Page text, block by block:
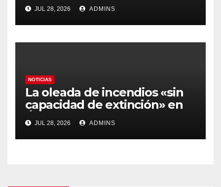
más caros que el año pasado
y los hoteles disparados
JUL 28, 2026 ADMINS
NOTICIAS
La oleada de incendios «sin
capacidad de extinción» en
Ávila y al oeste de Madrid
obliga a declarar la
emergencia nacional
JUL 28, 2026 ADMINS